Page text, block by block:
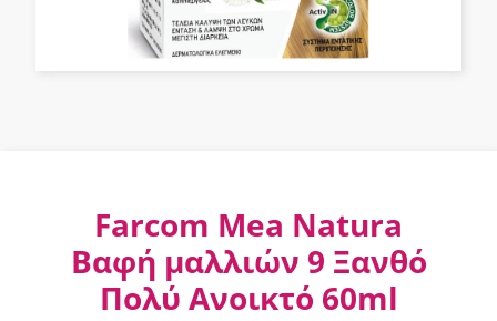
Farcom Mea Natura
Βαφή μαλλιών 9 Ξανθό
Πολύ Ανοικτό 60ml